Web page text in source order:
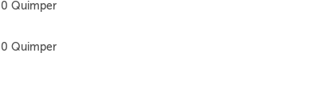
Quimper
Quimper